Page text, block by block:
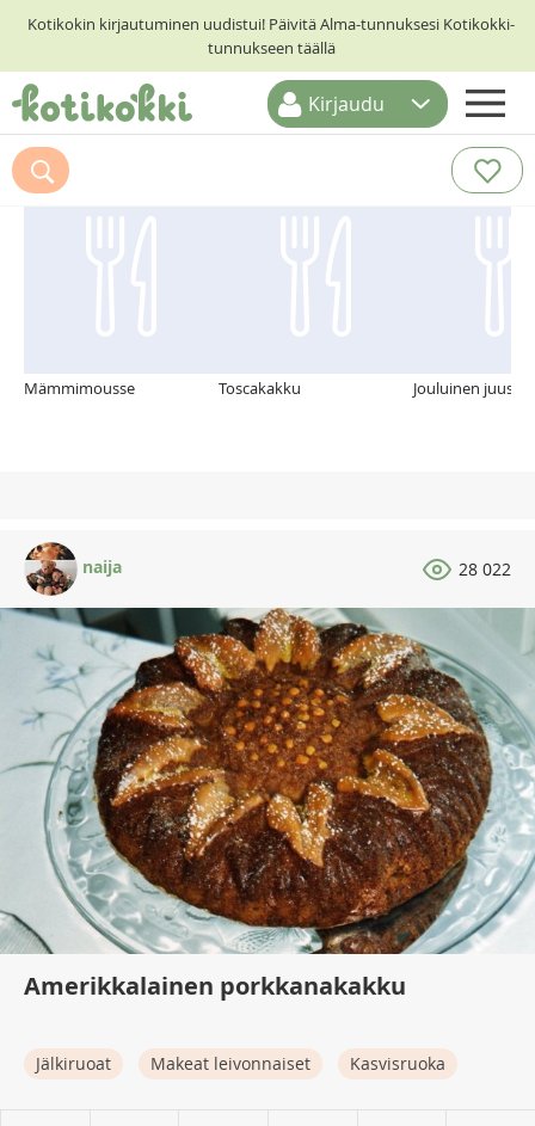
Kotikokin kirjautuminen uudistui! Päivitä Alma-tunnuksesi Kotikokki-
tunnukseen täällä
ETUSIVU
RESEPTIHAKU
Kirjaudu
Suosittelemme myös
Mämmimousse Toscakakku Jouluinen
naija 28 022
Amerikkalainen porkkanakakku
Jälkiruoat Makeat leivonnaiset Kasvisruoka